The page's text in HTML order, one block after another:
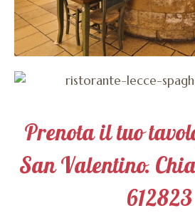
Prenota il tuo
San Valentino.
612823